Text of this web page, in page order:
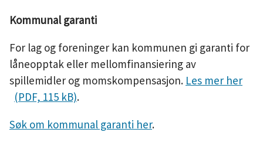
Kommunal garanti
For lag og foreninger kan kommunen gi garanti for
låneopptak eller mellomfinansiering av
spillemidler og momskompensasjon. Les mer her
(PDF, 115 kB).
Søk om kommunal garanti her.